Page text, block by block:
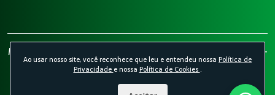
Megatrab - Engenharia de Segurança do Trabalho 2026 -
Todos os direitos reservados.Política de Privacidade.
Desenvolvido por Agência Kombi
Ao usar nosso site, você reconhece que leu e entendeu nossa Política de
Privacidade e nossa Política de Cookies.